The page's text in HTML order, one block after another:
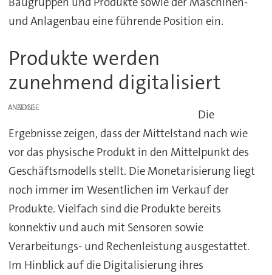
und Anlagenbau eine führende Position ein.
Produkte werden
zunehmend digitalisiert
ANZEIGE
Die
Ergebnisse zeigen, dass der Mittelstand nach wie
vor das physische Produkt in den Mittelpunkt des
Geschäftsmodells stellt. Die Monetarisierung liegt
noch immer im Wesentlichen im Verkauf der
Produkte. Vielfach sind die Produkte bereits
konnektiv und auch mit Sensoren sowie
Verarbeitungs- und Rechenleistung ausgestattet.
Im Hinblick auf die Digitalisierung ihres